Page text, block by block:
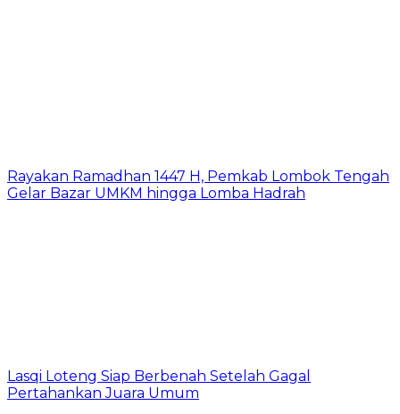
Rayakan Ramadhan 1447 H, Pemkab Lombok Tengah
Gelar Bazar UMKM hingga Lomba Hadrah
Lasqi Loteng Siap Berbenah Setelah Gagal
Pertahankan Juara Umum